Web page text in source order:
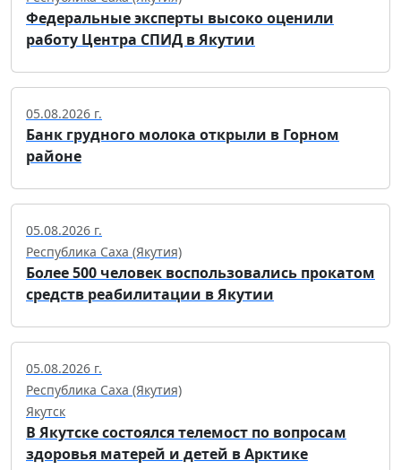
Федеральные эксперты высоко оценили
работу Центра СПИД в Якутии
05.08.2026 г.
Банк грудного молока открыли в Горном
районе
05.08.2026 г.
Республика Саха (Якутия)
Более 500 человек воспользовались прокатом
средств реабилитации в Якутии
05.08.2026 г.
Республика Саха (Якутия)
Якутск
В Якутске состоялся телемост по вопросам
здоровья матерей и детей в Арктике